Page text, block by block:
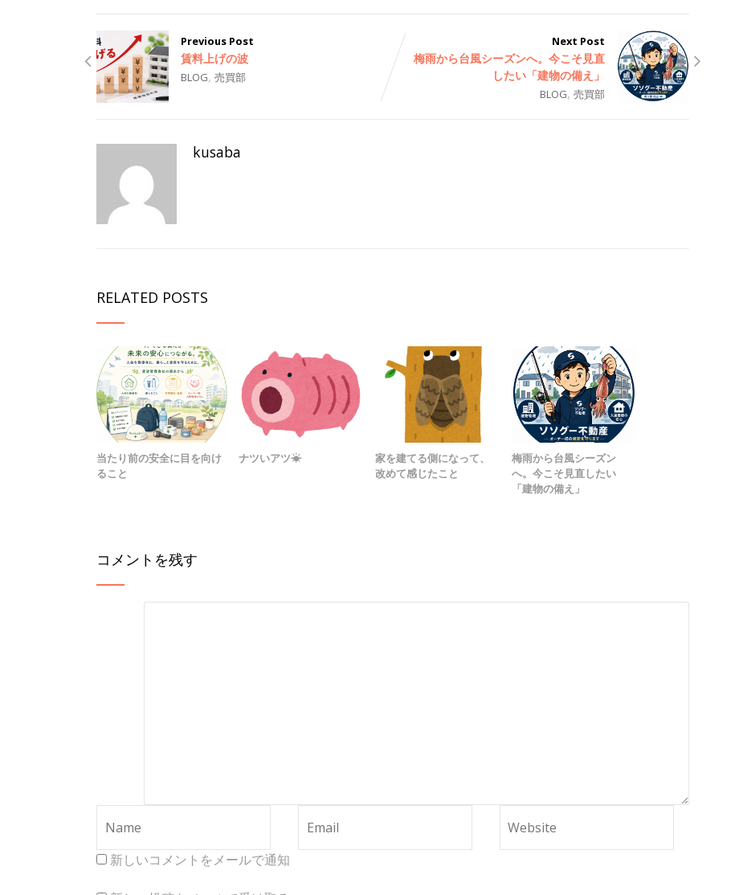
Previous Post
賃料上げの波
BLOG,売買部
Next Post
梅雨から台風シーズンへ。今こそ見直
したい「建物の備え」
BLOG,売買部
kusaba
RELATED POSTS
当たり前の安全に目を向け
ること
ナツいアツ☀
家を建てる側になって、
改めて感じたこと
梅雨から台風シーズン
へ。今こそ見直したい
「建物の備え」
コメントを残す
新しいコメントをメールで通知